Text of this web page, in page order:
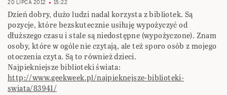
20 LIPCA 2012 15:22
Dzień dobry, dużo ludzi nadal korzysta z bibliotek. Są
pozycje, które bezskutecznie usiłuję wypożyczyć od
dłuższego czasu i stale są niedostępne (wypożyczone). Znam
osoby, które w ogóle nie czytają, ale też sporo osób z mojego
otoczenia czyta. Są to również dzieci.
Najpiekniejsze biblioteki świata:
http://www.geekweek.pl/najpieknejsze-biblioteki-
swiata/83941/